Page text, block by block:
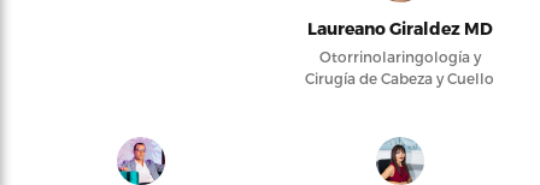
Laureano Giraldez MD
Otorrinolaringología y
Cirugía de Cabeza y Cuello